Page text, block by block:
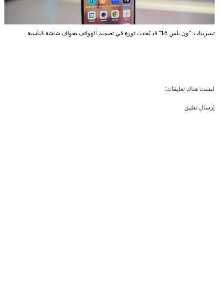
تسريبات: "ون بلس 16" قد يُحدث ثورة في تصميم الهواتف بحواف شاشة قياسية
ليست هناك تعليقات:
إرسال تعليق